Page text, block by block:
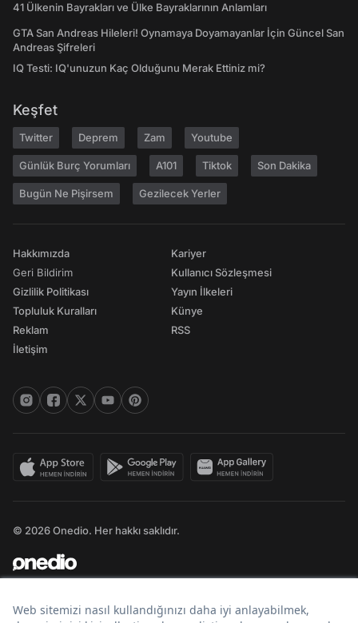
41 Ülkenin Bayrakları ve Ülke Bayraklarının Anlamları
GTA San Andreas Hileleri! Oynamaya Doyamayanlar İçin Güncel San
Andreas Şifreleri
IQ Testi: IQ'unuzun Kaç Olduğunu Merak Ettiniz mi?
Keşfet
Twitter Deprem Zam Youtube
Günlük Burç Yorumları A101 Tiktok Son Dakika
Bugün Ne Pişirsem Gezilecek Yerler
Hakkımızda
Geri Bildirim
Gizlilik Politikası
Topluluk Kuralları
Reklam
İletişim
Kariyer
Kullanıcı Sözleşmesi
Yayın İlkeleri
Künye
RSS
© 2026 Onedio. Her hakkı saklıdır.
Bir markasıdır.